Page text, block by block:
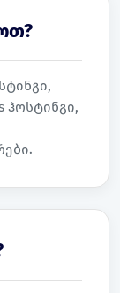
ჰოსტინგი,